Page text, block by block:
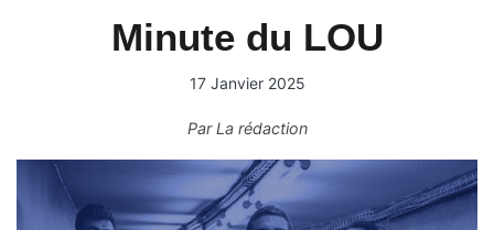
Minute du LOU
17 Janvier 2025
ParLa rédaction